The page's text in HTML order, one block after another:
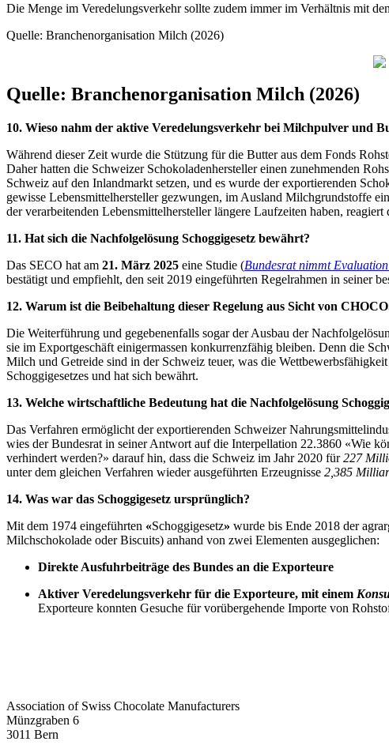
Die Menge im Veredelungsverkehr sollte zudem immer im Verhältnis mit
Quelle: Branchenorganisation Milch (2026)
Quelle: Branchenorganisation Milch (2026)
10. Wieso nahm der aktive Veredelungsverkehr bei Milchpulver und
Während dieser Zeit wurde die Stützung für die Butter aus dem Fonds
Daher hatten die Schweizer Schokoladenhersteller einen zunehmenden
Schweiz auf den Inlandmarkt setzen, und es wurde der exportierenden
gewisse Lebensmittelhersteller gezwungen, im Ausland Milchgrundstoffe
der verarbeitenden Lebensmittelhersteller längere Laufzeiten haben,
11. Hat sich die Nachfolgelösung Schoggigesetz bewährt?
Das SECO hat am 21. März 2025 eine Studie (Bundesrat nimmt
bestätigt und empfiehlt, den seit 2019 eingeführten Regelrahmen in seiner
12. Warum ist die Beibehaltung dieser Regelung aus Sicht von
Die Weiterführung und gegebenenfalls sogar der Ausbau der
sie im Exportgeschäft einigermassen konkurrenzfähig bleiben. Denn die
Milch und Getreide sind in der Schweiz teuer, was die
Schoggigesetzes und hat sich bewährt.
13. Welche wirtschaftliche Bedeutung hat die Nachfolgelösung
Das Verfahren ermöglicht der exportierenden Schweizer
wies der Bundesrat in seiner Antwort auf die Interpellation 22.3860 «Wie
verhindert werden?» darauf hin, dass die Schweiz im Jahr 2020 für227
unter dem gleichen Verfahren wieder ausgeführten Erzeugnisse 2,385
14. Was war das Schoggigesetz ursprünglich?
Mit dem 1974 eingeführten «Schoggigesetz» wurde bis Ende 2018 der
Milchschokolade oder Biscuits) anhand von zwei Elementen ausgeglichen:
Direkte Ausfuhrbeiträge des Bundes an die Exporteure
Aktiver Veredelungsverkehr für die Exporteure, mit einem
Exporteure konnten Gesuche für vorübergehende Importe von
Association of Swiss Chocolate Manufacturers
Münzgraben 6
3011 Bern